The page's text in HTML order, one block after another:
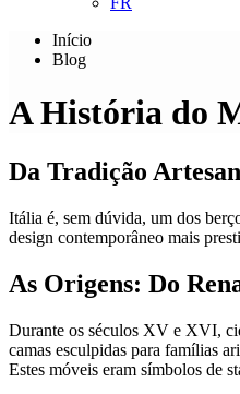
Início
Blog
A História do
Da Tradição
Itália é, sem dúvida, um dos
design contemporâneo mais
As Origens: Do
Durante os séculos XV e XVI,
camas esculpidas para famílias
Estes móveis eram símbolos de